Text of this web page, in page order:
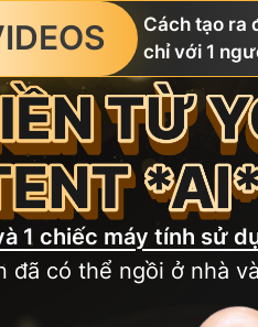
Cách tạo ra
chỉ với 1
1 chiếc máy tính sử
đã có thể ngồi ở nhà